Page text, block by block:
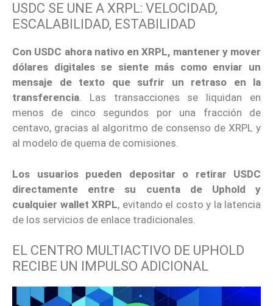
USDC SE UNE A XRPL: VELOCIDAD,
ESCALABILIDAD, ESTABILIDAD
Con USDC ahora nativo en XRPL, mantener y mover
dólares digitales se siente más como enviar un
mensaje de texto que sufrir un retraso en la
transferencia. Las transacciones se liquidan en
menos de cinco segundos por una fracción de
centavo, gracias al algoritmo de consenso de XRPL y
al modelo de quema de comisiones.
Los usuarios pueden depositar o retirar USDC
directamente entre su cuenta de Uphold y
cualquier wallet XRPL, evitando el costo y la latencia
de los servicios de enlace tradicionales.
EL CENTRO MULTIACTIVO DE UPHOLD
RECIBE UN IMPULSO ADICIONAL